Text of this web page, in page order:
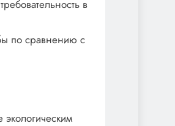
в
по сравнению с